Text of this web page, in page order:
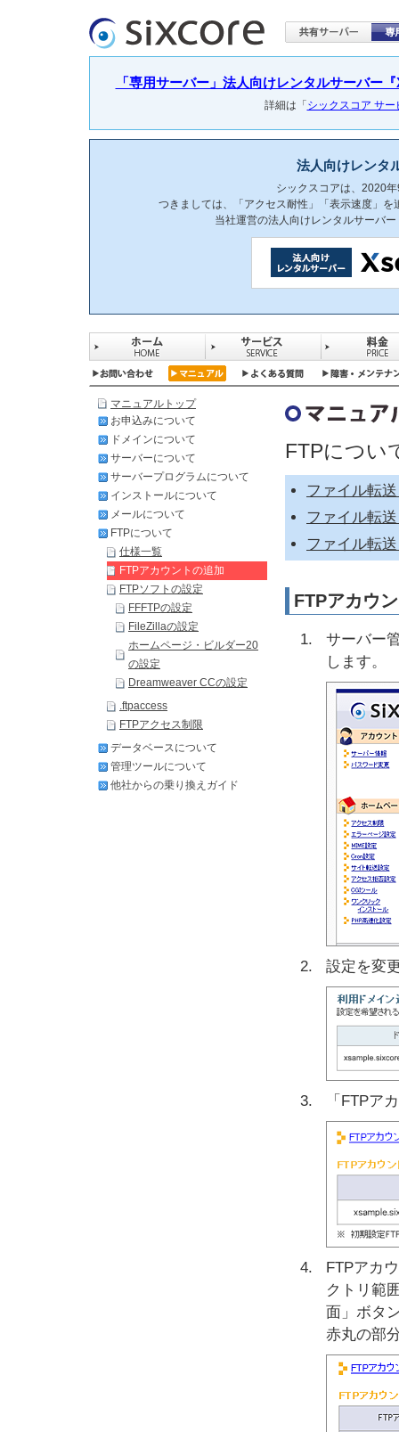
「専用サーバー」法人向けレンタルサーバー
詳細は「 シックスコア サ
法人向けレンタ
シックスコアは、2020
つきましては、「アクセス耐性」「表示速度」
当社運営の法人向けレンタルサーバー
FTPについ
ファイル転
ファイル転
ファイル転
FTPアカウ
サーバー
します。
設定を変
「FTPア
FTPアカ
クトリ範
面」ボタ
赤丸の部
マニュアルトップ
お申込みについて
ドメインについて
サーバーについて
サーバープログラムについて
インストールについて
メールについて
FTPについて
仕様一覧
FTPアカウントの追加
FTPソフトの設定
FFFTPの設定
FileZillaの設定
ホームページ・ビルダー20
の設定
Dreamweaver CCの設定
.ftpaccess
FTPアクセス制限
データベースについて
管理ツールについて
他社からの乗り換えガイド